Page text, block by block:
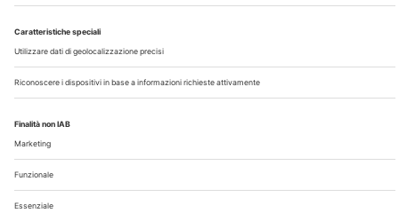
| Tel. 02/881841 | Sede legale: Viale Enrico Forlanini 21 -
20134 Milano (Italy)
Registrazione Tribunale di Milano n° 5578/2022 del
5/05/2022